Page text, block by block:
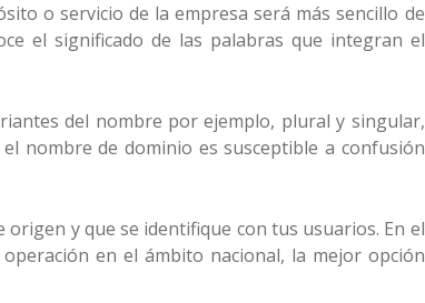
o servicio de la empresa será más sencillo de
el significado de las palabras que integran el
del nombre por ejemplo, plural y singular,
nombre de dominio es susceptible a confusión
y que se identifique con tus usuarios. En el
en el ámbito nacional, la mejor opción